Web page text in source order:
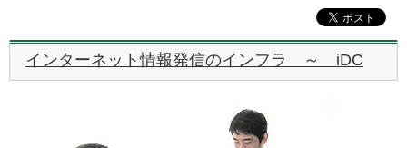
インターネット情報発信のインフラ ～ iDC